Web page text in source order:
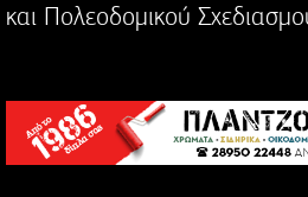
και Πολεοδομικού